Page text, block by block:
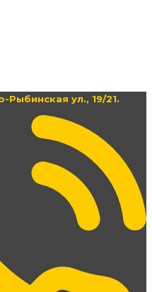
Рыбинская ул., 19/21.